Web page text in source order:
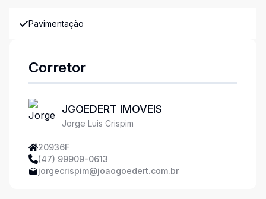
Pavimentação
Corretor
JGOEDERT IMOVEIS
Jorge Luis Crispim
20936F
(47) 99909-0613
jorgecrispim@joaogoedert.com.br